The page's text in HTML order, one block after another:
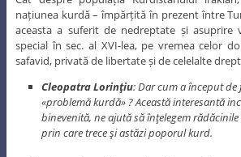
națiunea kurdă – împărțită în prezent între
aceasta a suferit de nedreptate și asuprire
special în sec. al XVI-lea, pe vremea celor
safavid, privată de libertate și de celelalte
Cleopatra Lorinţiu: Dar cum a început de
«problemă kurdă» ? Această interesantă
binevenită, ne ajută să înţelegem
prin care trece şi astăzi poporul kurd.